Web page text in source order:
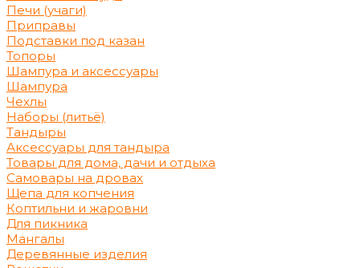
Печи (учаги)
Приправы
Подставки под казан
Топоры
Шампура и аксессуары
Шампура
Чехлы
Наборы (литьё)
Тандыры
Аксессуары для тандыра
Товары для дома, дачи и отдыха
Самовары на дровах
Щепа для копчения
Коптильни и жаровни
Для пикника
Мангалы
Деревянные изделия